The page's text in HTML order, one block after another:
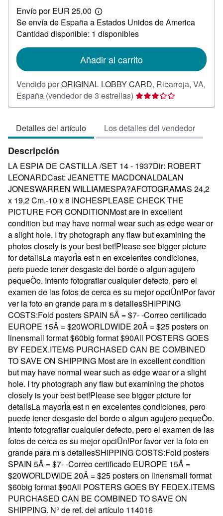
145,00
Envío por EUR 25,00
Más
información
sobre
las
envío
Se envía de España a Estados Unidos de America
Cantidad disponible: 1 disponibles
Añadir al carrito
Vendido porORIGINAL LOBBY CARD, Ribarroja, VA,
España (vendedor de 3 estrellas) Calificación
del
3
de
estrellas
Detalles del artículo Los detalles del vendedor
Descripción
LA ESPIA DE CASTILLA /SET 14 - 1937Dir: ROBERT
LEONARDCast: JEANETTE MACDONALDALAN
JONESWARREN WILLIAMESPA?AFOTOGRAMAS 24,2
x 19,2 Cm.-10 x 8 INCHESPLEASE CHECK THE
PICTURE FOR CONDITIONMost are in excellent
condition but may have normal wear such as edge wear or
a slight hole. I try photograph any flaw but examining the
photos closely is your best bet!Please see bigger picture
for detailsLa mayorÌa est n en excelentes condiciones,
pero puede tener desgaste del borde o algun agujero
pequeÒo. Intento fotografiar cualquier defecto, pero el
examen de las fotos de cerca es su mejor opciÛn!Por favor
ver la foto en grande para m s detallesSHIPPING
COSTS:Fold posters SPAIN 5Ä = $7- -Correo certificado
EUROPE 15Ä = $20WORLDWIDE 20Ä = $25 posters on
linensmall format $60big format $90All POSTERS GOES
BY FEDEX.ITEMS PURCHASED CAN BE COMBINED
TO SAVE ON SHIPPING Most are in excellent condition
but may have normal wear such as edge wear or a slight
hole. I try photograph any flaw but examining the photos
closely is your best bet!Please see bigger picture for
detailsLa mayorÌa est n en excelentes condiciones, pero
puede tener desgaste del borde o algun agujero pequeÒo.
Intento fotografiar cualquier defecto, pero el examen de las
fotos de cerca es su mejor opciÛn!Por favor ver la foto en
grande para m s detallesSHIPPING COSTS:Fold posters
SPAIN 5Ä = $7- -Correo certificado EUROPE 15Ä =
$20WORLDWIDE 20Ä = $25 posters on linensmall format
$60big format $90All POSTERS GOES BY FEDEX.ITEMS
PURCHASED CAN BE COMBINED TO SAVE ON
SHIPPING. N° de ref. del artículo 114016